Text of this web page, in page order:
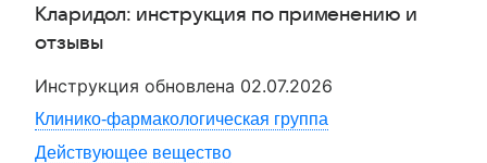
Кларидол: инструкция по применению и
отзывы
Инструкция обновлена 02.07.2026
Клинико-фармакологическая группа
Действующее вещество